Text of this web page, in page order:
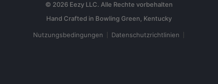
© 2026 Eezy LLC. Alle Rechte vorbehalten
Nutzungsbedingungen Datenschutzrichtlinien